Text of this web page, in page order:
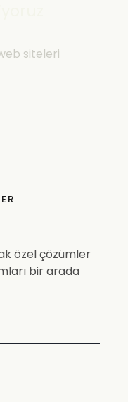
siteleri
özel çözümler
bir arada